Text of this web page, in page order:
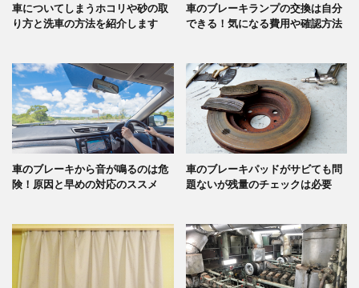
車についてしまうホコリや砂の取
り方と洗車の方法を紹介します
車のブレーキランプの交換は自分
できる！気になる費用や確認方法
車のブレーキから音が鳴るのは危
険！原因と早めの対応のススメ
車のブレーキパッドがサビても問
題ないが残量のチェックは必要